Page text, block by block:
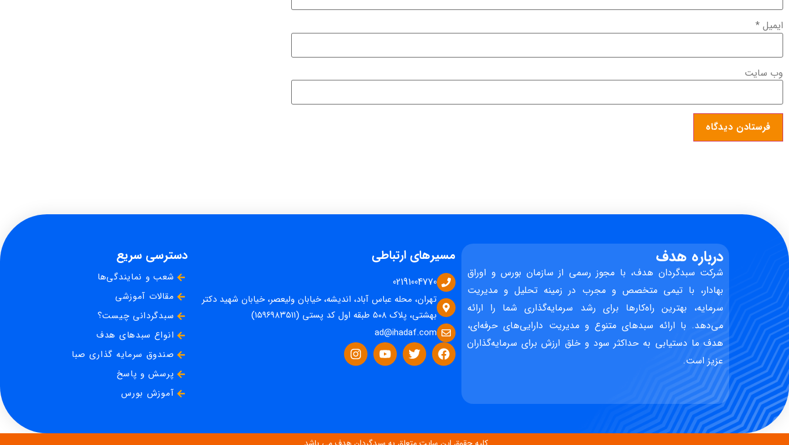
ایمیل *
وب‌ سایت
درباره هدف
شرکت سبدگردان هدف، با مجوز رسمی از سازمان بورس و اوراق
بهادار، با تیمی متخصص و مجرب در زمینه تحلیل و مدیریت
سرمایه، بهترین راه‌کارها برای رشد سرمایه‌گذاری شما را ارائه
می‌دهد. با ارائه سبدهای متنوع و مدیریت دارایی‌های حرفه‌ای،
هدف ما دستیابی به حداکثر سود و خلق ارزش برای سرمایه‌گذاران
عزیز است.
مسیرهای ارتباطی
02191004770
تهران، محله عباس آباد، اندیشه، خیابان ولیعصر، خیابان شهید دکتر
بهشتی، پلاک ۵۰۸ طبقه اول کد پستی (۱۵۹۶۹۸۳۵۱۱)
ad@ihadaf.com
دسترسی سریع
شعب و نمایندگی‌ها
مقالات آموزشی
سبدگردانی چیست؟
انواع سبدهای هدف
صندوق سرمایه گذاری صبا
پرسش و پاسخ
آموزش بورس